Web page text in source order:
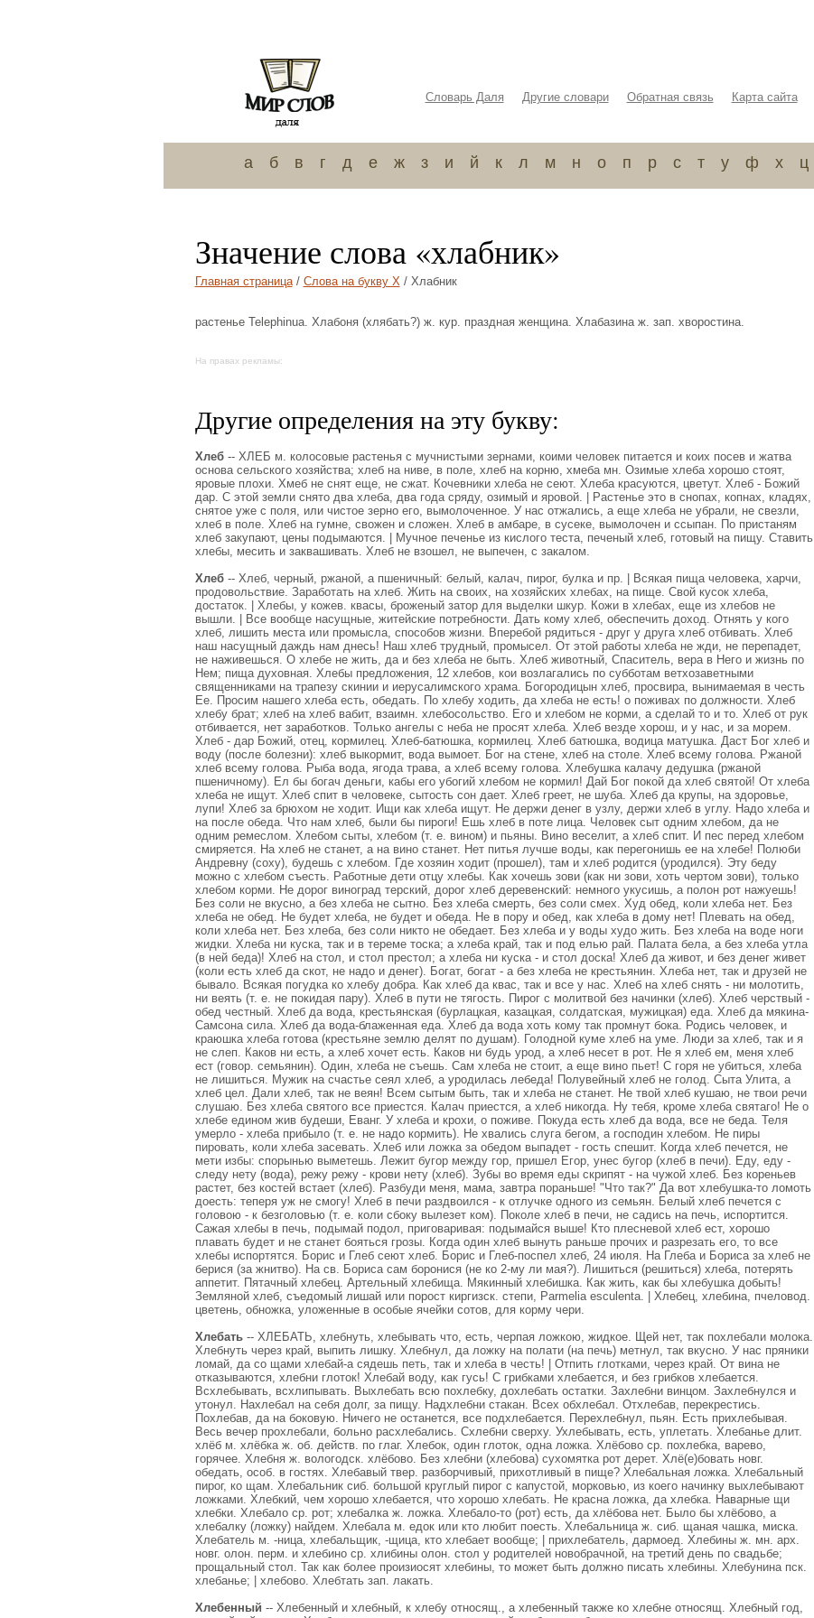
Словарь Даля Другие словари Обратная связь Карта сайта
а б в г д е ж з и й к л м н о п р с т у ф х ц
Значение слова «хлабник»
Главная страница/ Слова на букву Х/ Хлабник
растенье Telephinua. Хлабоня (хлябать?) ж. кур. праздная женщина. Хлабазина ж. зап. хворостина.
На правах рекламы:
Другие определения на эту букву:
Хлеб-- ХЛЕБ м. колосовые растенья с мучнистыми зернами, коими человек питается и коих посев и жатва
основа сельского хозяйства; хлеб на ниве, в поле, хлеб на корню, хмеба мн. Озимые хлеба хорошо стоят,
яровые плохи. Хмеб не снят еще, не сжат. Кочевники хлеба не сеют. Хлеба красуются, цветут. Хлеб - Божий
дар. С этой земли снято два хлеба, два года сряду, озимый и яровой. | Растенье это в снопах, копнах, кладях,
снятое уже с поля, или чистое зерно его, вымолоченное. У нас отжались, а еще хлеба не убрали, не свезли,
хлеб в поле. Хлеб на гумне, свожен и сложен. Хлеб в амбаре, в сусеке, вымолочен и ссыпан. По пристаням
хлеб закупают, цены подымаются. | Мучное печенье из кислого теста, печеный хлеб, готовый на пищу. Ставить
хлебы, месить и заквашивать. Хлеб не взошел, не выпечен, с закалом.
Хлеб-- Хлеб, черный, ржаной, а пшеничный: белый, калач, пирог, булка и пр. | Всякая пища человека, харчи,
продовольствие. Заработать на хлеб. Жить на своих, на хозяйских хлебах, на пище. Свой кусок хлеба,
достаток. | Хлебы, у кожев. квасы, броженый затор для выделки шкур. Кожи в хлебах, еще из хлебов не
вышли. | Все вообще насущные, житейские потребности. Дать кому хлеб, обеспечить доход. Отнять у кого
хлеб, лишить места или промысла, способов жизни. Вперебой рядиться - друг у друга хлеб отбивать. Хлеб
наш насущный даждь нам днесь! Наш хлеб трудный, промысел. От этой работы хлеба не жди, не перепадет,
не наживешься. О хлебе не жить, да и без хлеба не быть. Хлеб животный, Спаситель, вера в Него и жизнь по
Нем; пища духовная. Хлебы предложения, 12 хлебов, кои возлагались по субботам ветхозаветными
священниками на трапезу скинии и иерусалимского храма. Богородицын хлеб, просвира, вынимаемая в честь
Ее. Просим нашего хлеба есть, обедать. По хлебу ходить, да хлеба не есть! о поживах по должности. Хлеб
хлебу брат; хлеб на хлеб вабит, взаимн. хлебосольство. Его и хлебом не корми, а сделай то и то. Хлеб от рук
отбивается, нет заработков. Только ангелы с неба не просят хлеба. Хлеб везде хорош, и у нас, и за морем.
Хлеб - дар Божий, отец, кормилец. Хлеб-батюшка, кормилец. Хлеб батюшка, водица матушка. Даст Бог хлеб и
воду (после болезни): хлеб выкормит, вода вымоет. Бог на стене, хлеб на столе. Хлеб всему голова. Ржаной
хлеб всему голова. Рыба вода, ягода трава, а хлеб всему голова. Хлебушка калачу дедушка (ржаной
пшеничному). Ел бы богач деньги, кабы его убогий хлебом не кормил! Дай Бог покой да хлеб святой! От хлеба
хлеба не ищут. Хлеб спит в человеке, сытость сон дает. Хлеб греет, не шуба. Хлеб да крупы, на здоровье,
лупи! Хлеб за брюхом не ходит. Ищи как хлеба ищут. Не держи денег в узлу, держи хлеб в углу. Надо хлеба и
на после обеда. Что нам хлеб, были бы пироги! Ешь хлеб в поте лица. Человек сыт одним хлебом, да не
одним ремеслом. Хлебом сыты, хлебом (т. е. вином) и пьяны. Вино веселит, а хлеб спит. И пес перед хлебом
смиряется. На хлеб не станет, а на вино станет. Нет питья лучше воды, как перегонишь ее на хлебе! Полюби
Андревну (соху), будешь с хлебом. Где хозяин ходит (прошел), там и хлеб родится (уродился). Эту беду
можно с хлебом съесть. Работные дети отцу хлебы. Как хочешь зови (как ни зови, хоть чертом зови), только
хлебом корми. Не дорог виноград терский, дорог хлеб деревенский: немного укусишь, а полон рот нажуешь!
Без соли не вкусно, а без хлеба не сытно. Без хлеба смерть, без соли смех. Худ обед, коли хлеба нет. Без
хлеба не обед. Не будет хлеба, не будет и обеда. Не в пору и обед, как хлеба в дому нет! Плевать на обед,
коли хлеба нет. Без хлеба, без соли никто не обедает. Без хлеба и у воды худо жить. Без хлеба на воде ноги
жидки. Хлеба ни куска, так и в тереме тоска; а хлеба край, так и под елью рай. Палата бела, а без хлеба утла
(в ней беда)! Хлеб на стол, и стол престол; а хлеба ни куска - и стол доска! Хлеб да живот, и без денег живет
(коли есть хлеб да скот, не надо и денег). Богат, богат - а без хлеба не крестьянин. Хлеба нет, так и друзей не
бывало. Всякая погудка ко хлебу добра. Как хлеб да квас, так и все у нас. Хлеб на хлеб снять - ни молотить,
ни веять (т. е. не покидая пару). Хлеб в пути не тягость. Пирог с молитвой без начинки (хлеб). Хлеб черствый -
обед честный. Хлеб да вода, крестьянская (бурлацкая, казацкая, солдатская, мужицкая) еда. Хлеб да мякина-
Самсона сила. Хлеб да вода-блаженная еда. Хлеб да вода хоть кому так промнут бока. Родись человек, и
краюшка хлеба готова (крестьяне землю делят по душам). Голодной куме хлеб на уме. Люди за хлеб, так и я
не слеп. Каков ни есть, а хлеб хочет есть. Каков ни будь урод, а хлеб несет в рот. Не я хлеб ем, меня хлеб
ест (говор. семьянин). Один, хлеба не съешь. Сам хлеба не стоит, а еще вино пьет! С горя не убиться, хлеба
не лишиться. Мужик на счастье сеял хлеб, а уродилась лебеда! Полувейный хлеб не голод. Сыта Улита, а
хлеб цел. Дали хлеб, так не веян! Всем сытым быть, так и хлеба не станет. Не твой хлеб кушаю, не твои речи
слушаю. Без хлеба святого все приестся. Калач приестся, а хлеб никогда. Ну тебя, кроме хлеба святаго! Не о
хлебе едином жив будеши, Еванг. У хлеба и крохи, о поживе. Покуда есть хлеб да вода, все не беда. Теля
умерло - хлеба прибыло (т. е. не надо кормить). Не хвались слуга бегом, а господин хлебом. Не пиры
пировать, коли хлеба засевать. Хлеб или ложка за обедом выпадет - гость спешит. Когда хлеб печется, не
мети избы: спорынью выметешь. Лежит бугор между гор, пришел Егор, унес бугор (хлеб в печи). Еду, еду -
следу нету (вода), режу режу - крови нету (хлеб). Зубы во время еды скрипят - на чужой хлеб. Без кореньев
растет, без костей встает (хлеб). Разбуди меня, мама, завтра пораньше! "Что так?" Да вот хлебушка-то ломоть
доесть: теперя уж не смогу! Хлеб в печи раздвоился - к отлучке одного из семьян. Белый хлеб печется с
головою - к безголовью (т. е. коли сбоку вылезет ком). Поколе хлеб в печи, не садись на печь, испортится.
Сажая хлебы в печь, подымай подол, приговаривая: подымайся выше! Кто плесневой хлеб ест, хорошо
плавать будет и не станет бояться грозы. Когда один хлеб вынуть раньше прочих и разрезать его, то все
хлебы испортятся. Борис и Глеб сеют хлеб. Борис и Глеб-поспел хлеб, 24 июля. На Глеба и Бориса за хлеб не
берися (за жнитво). На св. Бориса сам боронися (не ко 2-му ли мая?). Лишиться (решиться) хлеба, потерять
аппетит. Пятачный хлебец. Артельный хлебища. Мякинный хлебишка. Как жить, как бы хлебушка добыть!
Земляной хлеб, съедомый лишай или порост киргизск. степи, Parmelia esculenta. | Хлебец, хлебина, пчеловод.
цветень, обножка, уложенные в особые ячейки сотов, для корму чери.
Хлебать-- ХЛЕБАТЬ, хлебнуть, хлебывать что, есть, черпая ложкою, жидкое. Щей нет, так похлебали молока.
Хлебнуть через край, выпить лишку. Хлебнул, да ложку на полати (на печь) метнул, так вкусно. У нас пряники
ломай, да со щами хлебай-а сядешь петь, так и хлеба в честь! | Отпить глотками, через край. От вина не
отказываются, хлебни глоток! Хлебай воду, как гусь! С грибками хлебается, и без грибков хлебается.
Всхлебывать, всхлипывать. Выхлебать всю похлебку, дохлебать остатки. Захлебни винцом. Захлебнулся и
утонул. Нахлебал на себя долг, за пищу. Надхлебни стакан. Всех обхлебал. Отхлебав, перекрестись.
Похлебав, да на боковую. Ничего не останется, все подхлебается. Перехлебнул, пьян. Есть прихлебывая.
Весь вечер прохлебали, больно расхлебались. Схлебни сверху. Ухлебывать, есть, уплетать. Хлебанье длит.
хлёб м. хлёбка ж. об. действ. по глаг. Хлебок, один глоток, одна ложка. Хлёбово ср. похлебка, варево,
горячее. Хлебня ж. вологодск. хлёбово. Без хлебни (хлебова) сухомятка рот дерет. Хлё(е)бовать новг.
обедать, особ. в гостях. Хлебавый твер. разборчивый, прихотливый в пище? Хлебальная ложка. Хлебальный
пирог, ко щам. Хлебальник сиб. большой круглый пирог с капустой, морковью, из коего начинку выхлебывают
ложками. Хлебкий, чем хорошо хлебается, что хорошо хлебать. Не красна ложка, да хлебка. Наварные щи
хлебки. Хлебало ср. рот; хлебалка ж. ложка. Хлебало-то (рот) есть, да хлёбова нет. Было бы хлёбово, а
хлебалку (ложку) найдем. Хлебала м. едок или кто любит поесть. Хлебальница ж. сиб. щаная чашка, миска.
Хлебатель м. -ница, хлебальщик, -щица, кто хлебает вообще; | прихлебатель, дармоед. Хлебины ж. мн. арх.
новг. олон. перм. и хлебино ср. хлибины олон. стол у родителей новобрачной, на третий день по свадьбе;
прощальный стол. Так как более произиосят хлебины, то может быть должно писать хлебины. Хлебунина пск.
хлебанье; | хлебово. Хлебтать зап. лакать.
Хлебенный -- Хлебенный и хлебный, к хлебу относящ., а хлебенный также ко хлебне относящ. Хлебный год,